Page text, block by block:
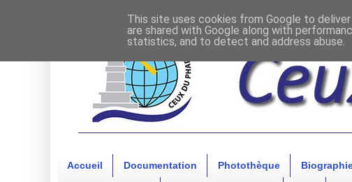
Accueil Documentation Photothèque
This site uses cookies from Google to
are shared with Google along with
statistics, and to detect and address abuse.